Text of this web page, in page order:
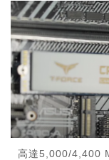
高達5,000/4,400